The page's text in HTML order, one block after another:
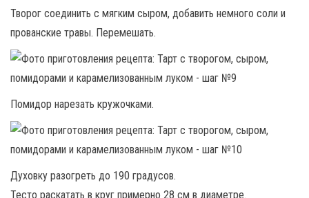
Творог соединить с мягким сыром, добавить немного соли и
прованские травы. Перемешать.
Помидор нарезать кружочками.
Духовку разогреть до 190 градусов.
Тесто раскатать в круг примерно 28 см в диаметре.